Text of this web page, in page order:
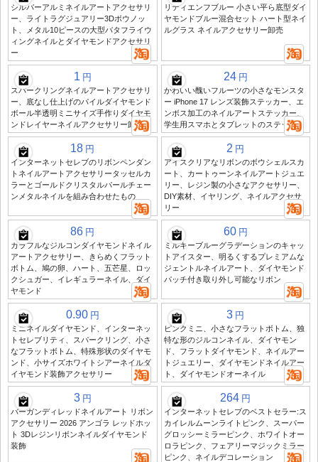
シルバーアルミネイルアートアクセサリ
ー、ライトラグジュアリー3Dボウノッ
ト、メタル10ピースの大型バタフライウ
ィングネイルとダイヤモンドアクセサリ
ー
リティエンフブルー 小さい平ら底型ダイ
ヤモンドブルー混合セット ハート型ネイ
ルグラス ネイルアクセサリー卸売
1 円
スパークリングネイルアートアクセサリ
ー、底なし仕上げのパイルダイヤモンド
ボール半透明ミニサイズ手作りダイヤモ
ンドレイヤーネイルアクセサリー卸売
24 円
かわいい醜いフルーツの小さなモンスタ
ー iPhone 17 レンズ装飾ステッカー、エ
ンボス加工のネイルアートステッカー、
学生用スマホとタブレットのステッカー
18 円
インターネットセレブのリボンペンダン
トネイルアートアクセサリータッセルカ
ラーとゴールドクリスタルパールチェー
ンメタルネイルを組み合わせたもの
2 円
アイスクリアなリボンのボウシェルスカ
ート、カートゥーンネイルアートジュエ
リー、レジン製の小さなアクセサリー、
DIY素材、イヤリング、ネイルアクセサ
リー
86 円
カラフルなジルコンダイヤモンドネイル
アートアクセサリー、きらめくフラット
ボトム、鳩の卵、ハート、五芒星、ロッ
クシュガー、イレギュラーネイル、ダイ
ヤモンド
60 円
ミルキーブルーグラデーションのキャッ
トアイスター、明るくするプレミアムな
ジェントルネイルアート、ダイヤモンド
パッチ付き取り外し可能なリボン
0.90 円
ミニネイルダイヤモンド、インターネッ
トセレブリティ、スパークリング、小さ
なフラットボトム、特殊形状のダイヤモ
ンド、小サイズホワイトシアーネイルダ
イヤモンド装飾アクセサリー
3 円
ピンクミニ、小さなフラットボトム、独
特な形のジルコンネイル、ダイヤモン
ド、フラットダイヤモンド、ネイルアー
トジュエリー、ダイヤモンドネイルアー
ト、ダイヤモンドオーネイル
3 円
バーガンディレッドネイルアート リボン
アクセサリー 2026 アンゴラ レッドホッ
ト 3Dレジンリボンネイルダイヤモンド
装飾
264 円
インターネットセレブのベストセラー:ス
カイレルムーンライトピンク、スーパー
グロッシーミラーピンク、ホワイトオー
ロラピンク、フェアリーマジックミラー
ピンク、ネイルデコレーション